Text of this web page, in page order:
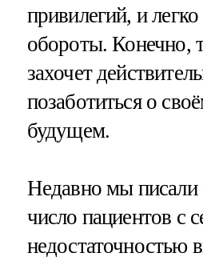
привилегий, и
обороты. Конечно,
захочет
позаботиться о
будущем.
Недавно мы писали
число пациентов с
недостаточностью